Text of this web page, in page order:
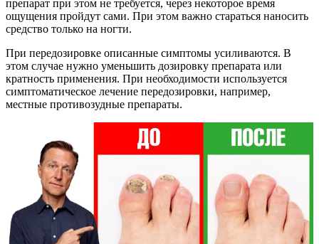
препарат при этом не требуется, через некоторое время
ощущения пройдут сами. При этом важно стараться наносить
средство только на ногти.
При передозировке описанные симптомы усиливаются. В
этом случае нужно уменьшить дозировку препарата или
кратность применения. При необходимости используется
симптоматическое лечение передозировки, например,
местные противозудные препараты.